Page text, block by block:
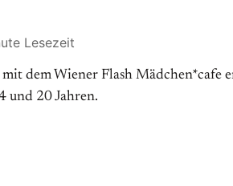
Lesezeit
dem Wiener Flash
und 20 Jahren.